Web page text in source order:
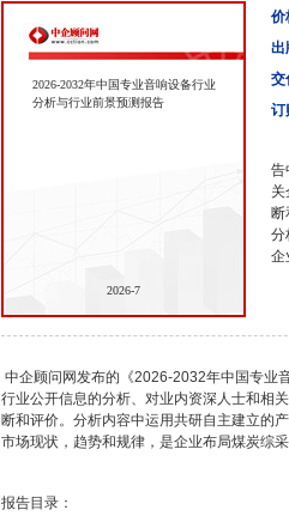
2026-2032年中国专业音响设备行业
分析与行业前景预测报告
2026-7
价
出
交
订
告
关
分
企
中企顾问网发布的《2026-2032年中国专业
行业公开信息的分析、对业内资深人士和相
断和评价。分析内容中运用共研自主建立的
市场现状，趋势和规律，是企业布局煤炭综
报告目录：